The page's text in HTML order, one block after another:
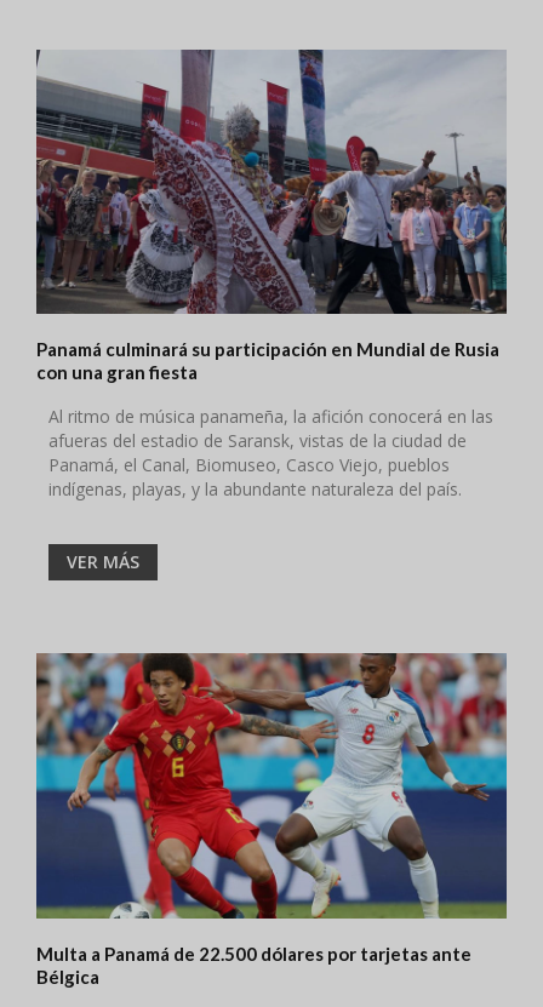
Panamá culminará su participación en Mundial de Rusia
con una gran fiesta
Al ritmo de música panameña, la afición conocerá en las
afueras del estadio de Saransk, vistas de la ciudad de
Panamá, el Canal, Biomuseo, Casco Viejo, pueblos
indígenas, playas, y la abundante naturaleza del país.
VER MÁS
Multa a Panamá de 22.500 dólares por tarjetas ante
Bélgica